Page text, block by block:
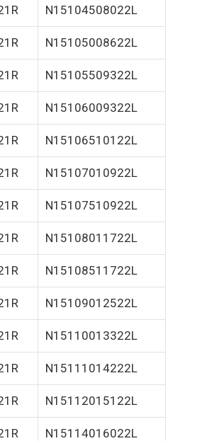
N15104508022L
N15105008622L
N15105509322L
N15106009322L
N15106510122L
N15107010922L
N15107510922L
N15108011722L
N15108511722L
N15109012522L
N15110013322L
N15111014222L
N15112015122L
N15114016022L